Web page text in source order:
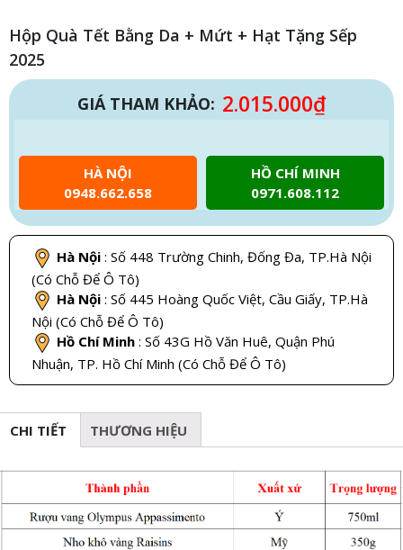
Hộp Quà Tết Bằng Da + Mứt + Hạt Tặng Sếp
2025
GIÁ THAM KHẢO: 2.015.000₫
HÀ NỘI
0948.662.658
HỒ CHÍ MINH
0971.608.112
Hà Nội : Số 448 Trường Chinh, Đống Đa, TP.Hà Nội
(Có Chỗ Để Ô Tô)
Hà Nội : Số 445 Hoàng Quốc Việt, Cầu Giấy, TP.Hà
Nội (Có Chỗ Để Ô Tô)
Hồ Chí Minh : Số 43G Hồ Văn Huê, Quận Phú
Nhuận, TP. Hồ Chí Minh (Có Chỗ Để Ô Tô)
CHI TIẾT THƯƠNG HIỆU